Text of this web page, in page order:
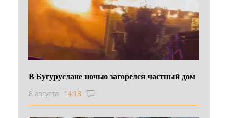
В Бугуруслане ночью загорелся частный дом
8 августа 14:18